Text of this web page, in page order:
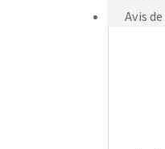
Avis